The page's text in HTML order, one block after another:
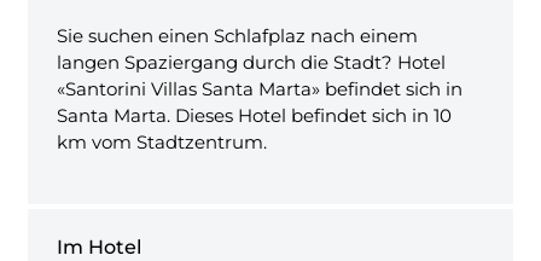
Sie suchen einen Schlafplaz nach einem
langen Spaziergang durch die Stadt? Hotel
«Santorini Villas Santa Marta» befindet sich in
Santa Marta. Dieses Hotel befindet sich in 10
km vom Stadtzentrum.
Im Hotel